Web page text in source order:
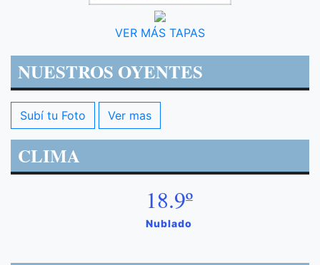
VER MÁS TAPAS
NUESTROS OYENTES
Subí tu Foto Ver mas
CLIMA
18.9º
Nublado